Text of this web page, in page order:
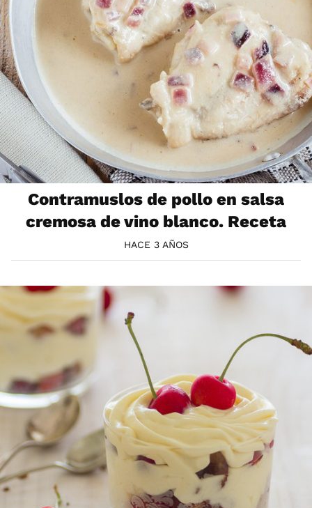
Contramuslos de pollo en salsa
cremosa de vino blanco. Receta
HACE 3 AÑOS